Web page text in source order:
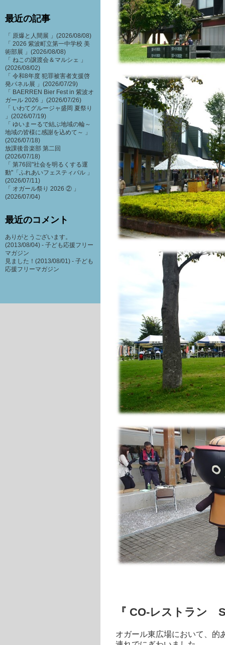
『 CO-レストラン
オガール東広場において、的
最近の記事
「 原爆と人間展 」(2026/08/08)
「 2026 紫波町立第一中学校 美
術部展 」(2026/08/08)
「 ねこの譲渡会＆マルシェ 」
(2026/08/02)
「 令和8年度 犯罪被害者支援啓
発パネル展 」(2026/07/29)
「 BAERREN Bier Fest in 紫波オ
ガール 2026 」(2026/07/26)
「 いわてグルージャ盛岡 夏祭り
」(2026/07/19)
「 ゆいまーるで結ぶ地域の輪～
地域の皆様に感謝を込めて～ 」
(2026/07/18)
放課後音楽部 第二回
(2026/07/18)
「 第76回"社会を明るくする運
動"「ふれあいフェスティバル 」
(2026/07/11)
「 オガール祭り 2026 ② 」
(2026/07/04)
最近のコメント
ありがとうございます。
(2013/08/04) - 子ども応援フリー
マガジン
見ました！(2013/08/01) - 子ども
応援フリーマガジン